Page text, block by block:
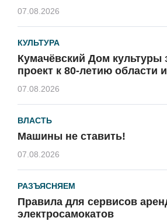
07.08.2026
КУЛЬТУРА
Кумачёвский Дом культуры
проект к 80-летию области
07.08.2026
ВЛАСТЬ
Машины не ставить!
07.08.2026
РАЗЪЯСНЯЕМ
Правила для сервисов
электросамокатов